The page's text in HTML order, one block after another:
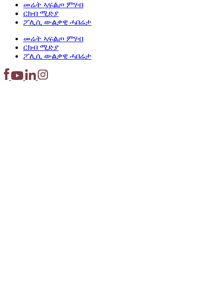
መሬት ኣፍልጦ ምሃብ
ርክብ ሚድያ
ፖሊሲ ውልቃዊ ሓበሬታ
መሬት ኣፍልጦ ምሃብ
ርክብ ሚድያ
ፖሊሲ ውልቃዊ ሓበሬታ